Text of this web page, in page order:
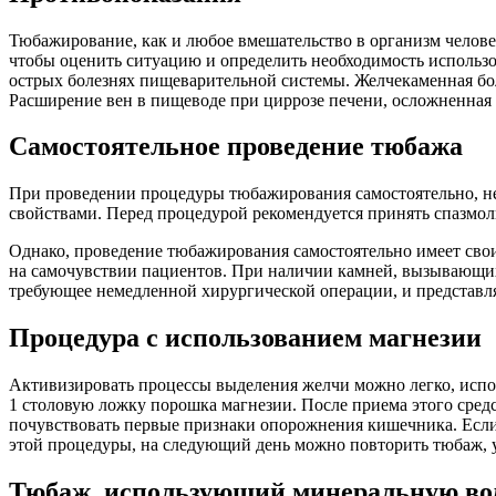
Тюбажирование, как и любое вмешательство в организм
чтобы оценить ситуацию и определить необходимость
острых болезнях пищеварительной системы. Желчекаменная
Расширение вен в пищеводе при циррозе печени,
Самостоятельное проведение тюбажа
При проведении процедуры тюбажирования самостоятельно,
свойствами. Перед процедурой рекомендуется принять
Однако, проведение тюбажирования самостоятельно имеет
на самочувствии пациентов. При наличии камней,
требующее немедленной хирургической операции, и
Процедура с использованием магнезии
Активизировать процессы выделения желчи можно легко,
1 столовую ложку порошка магнезии. После приема этого
почувствовать первые признаки опорожнения кишечника.
этой процедуры, на следующий день можно повторить тюбаж,